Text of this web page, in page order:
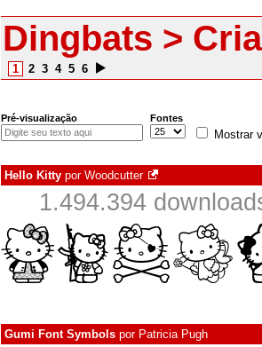
Dingbats >
1 2 3 4 5 6
Pré-visualização Fontes
Mostrar
Hello Kitty por Woodcutter
1.494.394
Gumi Font Symbols por Patricia Pugh